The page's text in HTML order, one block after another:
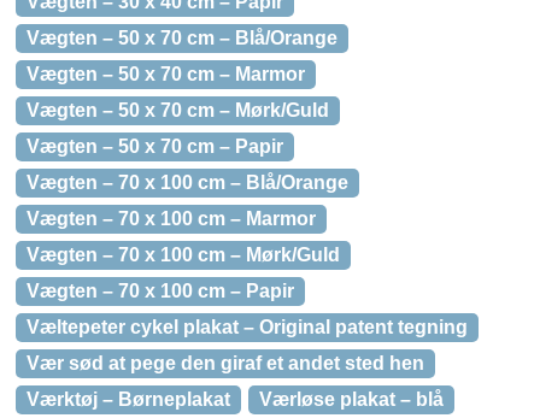
Vægten – 50 x 70 cm – Blå/Orange
Vægten – 50 x 70 cm – Marmor
Vægten – 50 x 70 cm – Mørk/Guld
Vægten – 50 x 70 cm – Papir
Vægten – 70 x 100 cm – Blå/Orange
Vægten – 70 x 100 cm – Marmor
Vægten – 70 x 100 cm – Mørk/Guld
Vægten – 70 x 100 cm – Papir
Væltepeter cykel plakat – Original patent tegning
Vær sød at pege den giraf et andet sted hen
Værktøj – Børneplakat
Værløse plakat – blå